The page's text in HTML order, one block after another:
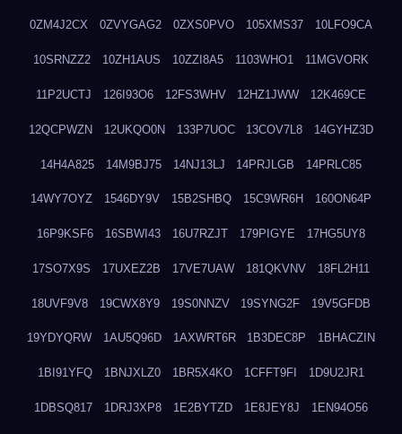
0ZM4J2CX 0ZVYGAG2 0ZXS0PVO 105XMS37 10LFO9CA
10SRNZZ2 10ZH1AUS 10ZZI8A5 1103WHO1 11MGVORK
11P2UCTJ 126I93O6 12FS3WHV 12HZ1JWW 12K469CE
12QCPWZN 12UKQO0N 133P7UOC 13COV7L8 14GYHZ3D
14H4A825 14M9BJ75 14NJ13LJ 14PRJLGB 14PRLC85
14WY7OYZ 1546DY9V 15B2SHBQ 15C9WR6H 160ON64P
16P9KSF6 16SBWI43 16U7RZJT 179PIGYE 17HG5UY8
17SO7X9S 17UXEZ2B 17VE7UAW 181QKVNV 18FL2H11
18UVF9V8 19CWX8Y9 19S0NNZV 19SYNG2F 19V5GFDB
19YDYQRW 1AU5Q96D 1AXWRT6R 1B3DEC8P 1BHACZIN
1BI91YFQ 1BNJXLZ0 1BR5X4KO 1CFFT9FI 1D9U2JR1
1DBSQ817 1DRJ3XP8 1E2BYTZD 1E8JEY8J 1EN94O56